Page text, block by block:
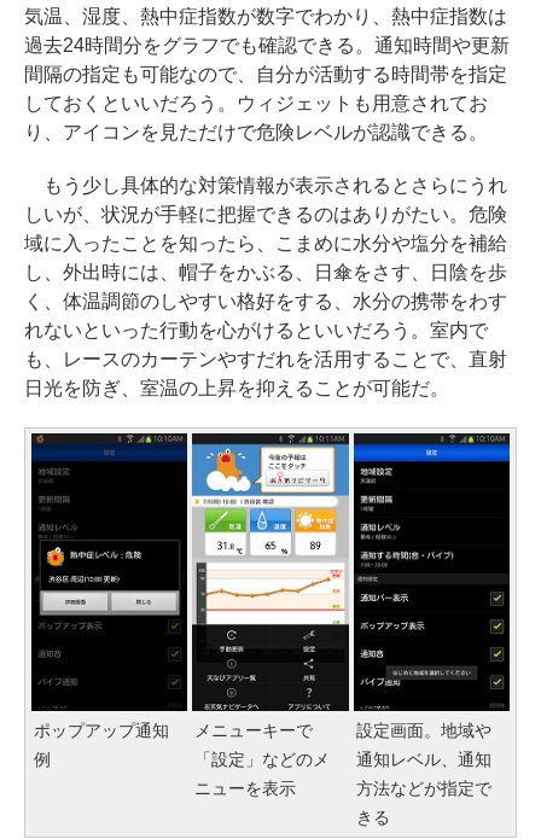
気温、湿度、熱中症指数が数字でわかり、熱中症指数は
過去24時間分をグラフでも確認できる。通知時間や更新
間隔の指定も可能なので、自分が活動する時間帯を指定
しておくといいだろう。ウィジェットも用意されてお
り、アイコンを見ただけで危険レベルが認識できる。
もう少し具体的な対策情報が表示されるとさらにうれ
しいが、状況が手軽に把握できるのはありがたい。危険
域に入ったことを知ったら、こまめに水分や塩分を補給
し、外出時には、帽子をかぶる、日傘をさす、日陰を歩
く、体温調節のしやすい格好をする、水分の携帯をわす
れないといった行動を心がけるといいだろう。室内で
も、レースのカーテンやすだれを活用することで、直射
日光を防ぎ、室温の上昇を抑えることが可能だ。
ポップアップ通知
例
メニューキーで
「設定」などのメ
ニューを表示
設定画面。地域や
通知レベル、通知
方法などが指定で
きる